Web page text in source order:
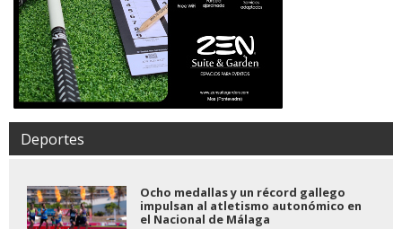
Deportes
Ocho medallas y un récord gallego
impulsan al atletismo autonómico en
el Nacional de Málaga